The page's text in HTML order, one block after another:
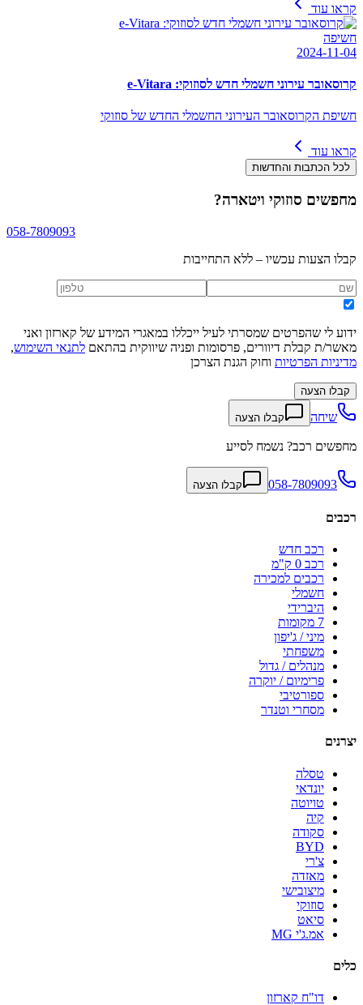
קראו עוד
חשיפה
2024-11-04
קרוסאובר עירוני חשמלי חדש לסוזוקי: e-Vitara
חשיפת הקרוסאובר העירוני החשמלי החדש של סוזוקי
קראו עוד
לכל הכתבות והחדשות
מחפשים סוזוקי ויטארה?
058-7809093
קבלו הצעות עכשיו – ללא התחייבות
ידוע לי שהפרטים שמסרתי לעיל ייכללו במאגרי המידע של קארזון ואני
מאשר/ת קבלת דיוורים, פרסומות ופניה שיווקית בהתאם לתנאי השימוש,
מדיניות הפרטיות וחוק הגנת הצרכן
קבלו הצעה
שיחה קבלו הצעה
מחפשים רכב? נשמח לסייע
058-7809093 קבלו הצעה
רכבים
רכב חדש
רכב 0 ק"מ
רכבים למכירה
חשמלי
היברידי
7 מקומות
מיני / ג'יפון
משפחתי
מנהלים / גדול
פרימיום / יוקרה
ספורטיבי
מסחרי וטנדר
יצרנים
טסלה
יונדאי
טויוטה
קיה
סקודה
BYD
צ'רי
מאזדה
מיצובישי
סוזוקי
סיאט
אמ.ג'י MG
כלים
דו"ח קארזון